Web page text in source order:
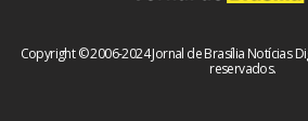
Copyright © 2006-2024 Jornal de Brasília Notícias
reservados.